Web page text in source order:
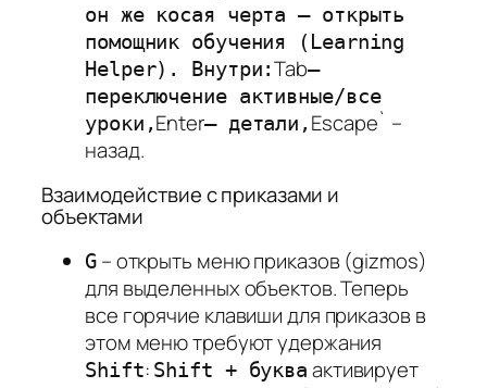
он же косая черта – открыть
помощник обучения (Learning
Helper). Внутри:Tab–
переключение активные/все
уроки,Enter– детали, Escape` –
назад.
Взаимодействие с приказами и
объектами
G– открыть меню приказов (gizmos)
для выделенных объектов. Теперь
все горячие клавиши для приказов в
этом меню требуют удержания
Shift: Shift + буква активирует